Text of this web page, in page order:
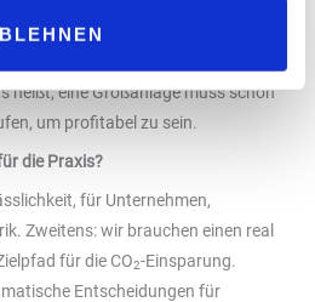
Wer Kapital in großem Stil
heißt, eine Großanlage muss schon
um profitabel zu sein.
die Praxis?
für Unternehmen,
Zweitens: wir brauchen einen real
für die CO2-Einsparung.
Entscheidungen für